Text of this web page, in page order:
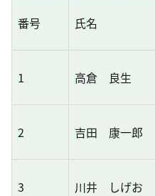
番号 氏名
1 高倉 良生
2 吉田 康一郎
3 川井 しげお